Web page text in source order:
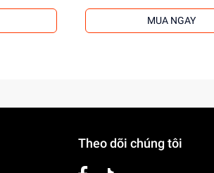
MUA NGAY
Theo dõi chúng tôi